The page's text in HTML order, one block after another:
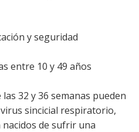
y seguridad
entre 10 y 49 años
32 y 36 semanas pueden
sincicial respiratorio,
de sufrir una